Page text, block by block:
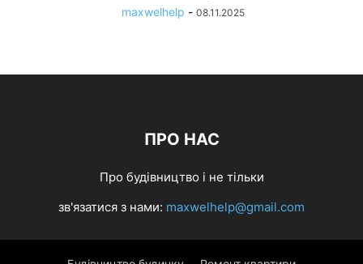
maxwelhelp - 08.11.2025
ПРО НАС
Про будівництво і не тільки
зв'язатися з нами: maxwelhelp@gmail.com